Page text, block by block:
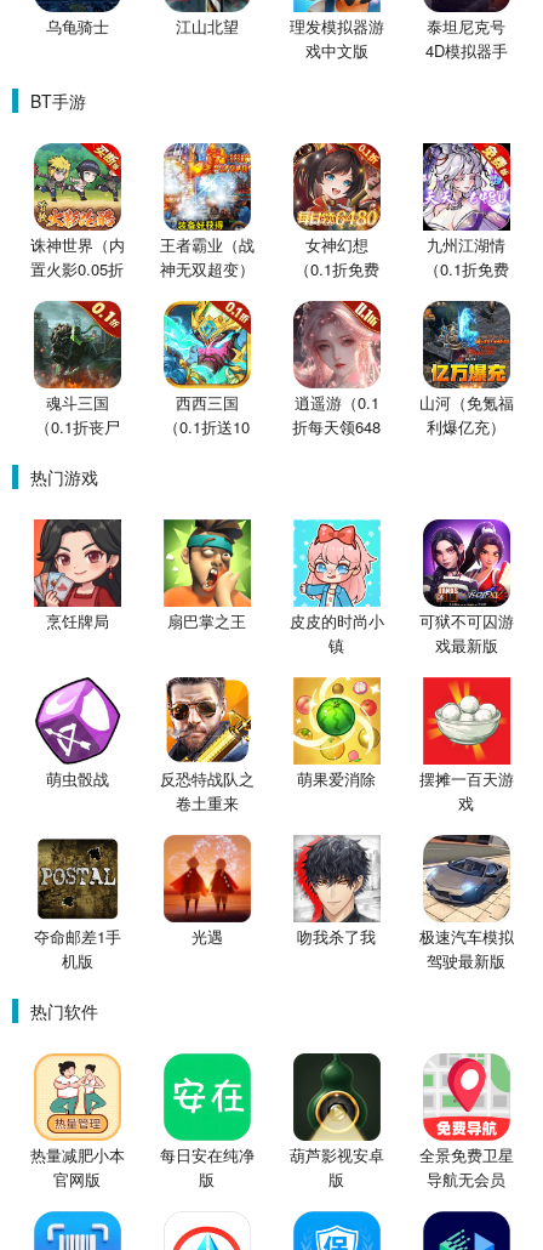
乌龟骑士 江山北望
理发模拟器游
戏中文版
泰坦尼克号
4D模拟器手
BT手游
诛神世界（内
置火影0.05折
王者霸业（战
神无双超变）
女神幻想
（0.1折免费
九州江湖情
（0.1折免费
魂斗三国
（0.1折丧尸
西西三国
（0.1折送10
逍遥游（0.1
折每天领648
山河（免氪福
利爆亿充）
热门游戏
烹饪牌局 扇巴掌之王
皮皮的时尚小
镇
可狱不可囚游
戏最新版
萌虫骰战
反恐特战队之
卷土重来
萌果爱消除
摆摊一百天游
戏
夺命邮差1手
机版
光遇 吻我杀了我
极速汽车模拟
驾驶最新版
热门软件
热量减肥小本
官网版
每日安在纯净
版
葫芦影视安卓
版
全景免费卫星
导航无会员